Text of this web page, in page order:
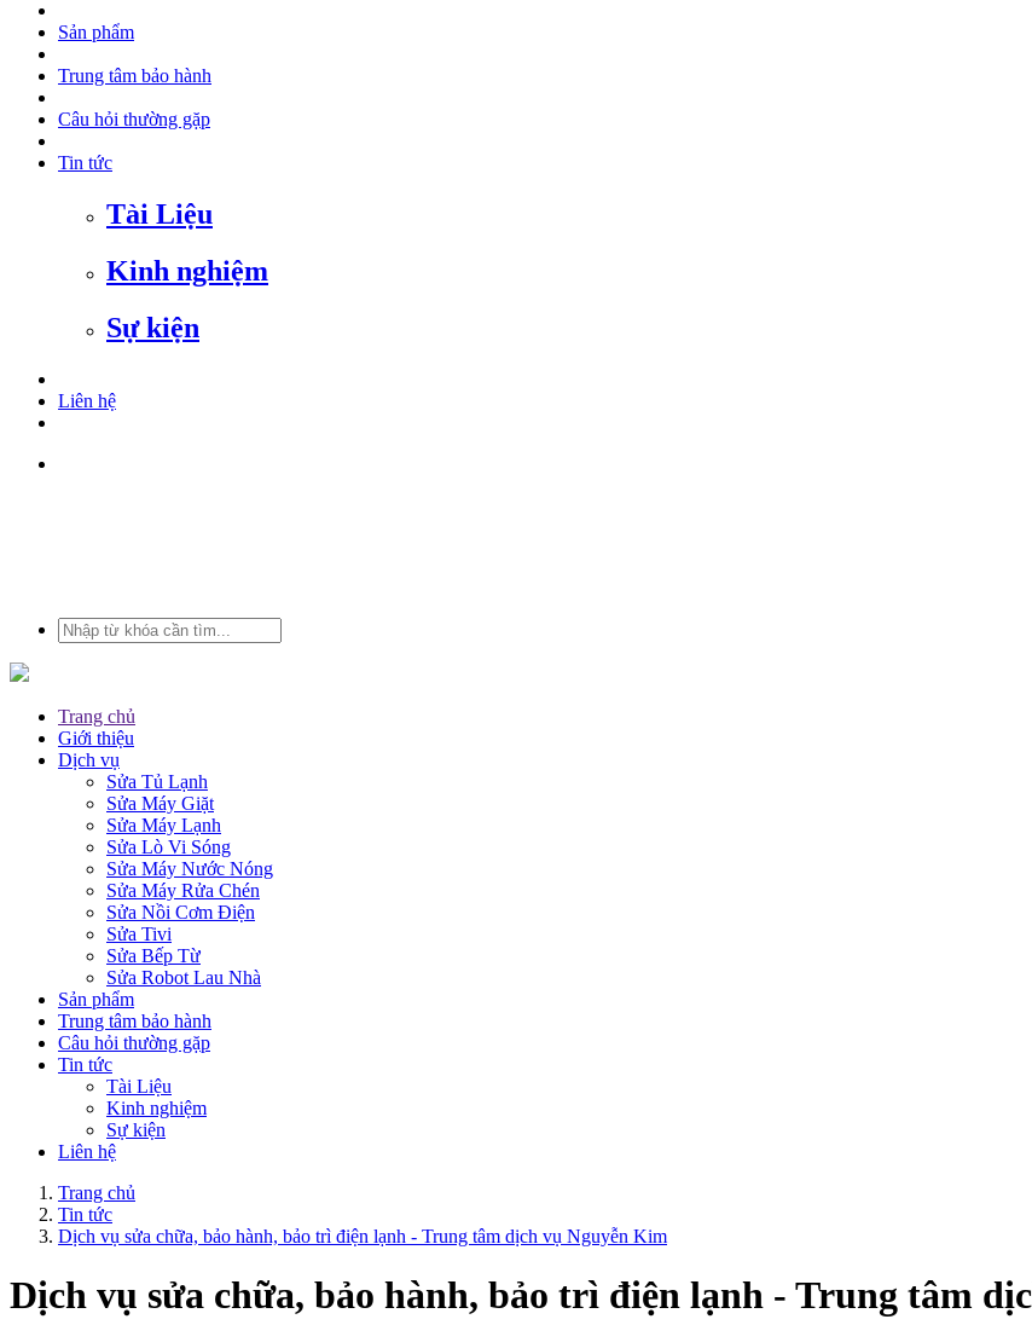
Sản phẩm
Trung tâm bảo hành
Câu hỏi thường gặp
Tin tức
Tài Liệu
Kinh nghiệm
Sự kiện
Liên hệ
Trang chủ
Giới thiệu
Dịch vụ
Sửa Tủ Lạnh
Sửa Máy Giặt
Sửa Máy Lạnh
Sửa Lò Vi Sóng
Sửa Máy Nước Nóng
Sửa Máy Rửa Chén
Sửa Nồi Cơm Điện
Sửa Tivi
Sửa Bếp Từ
Sửa Robot Lau Nhà
Sản phẩm
Trung tâm bảo hành
Câu hỏi thường gặp
Tin tức
Tài Liệu
Kinh nghiệm
Sự kiện
Liên hệ
Trang chủ
Tin tức
Dịch vụ sửa chữa, bảo hành, bảo trì điện lạnh - Trung tâm dịch vụ Nguyễn Kim
Dịch vụ sửa chữa, bảo hành, bảo trì điện lạnh - Trung tâm